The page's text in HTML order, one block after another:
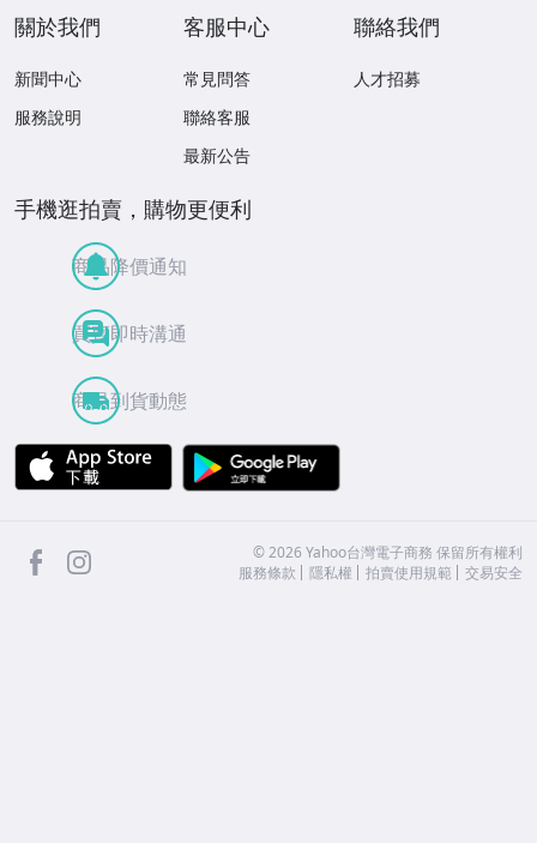
關於我們
新聞中心
服務說明
客服中心
常見問答
聯絡客服
最新公告
聯絡我們
人才招募
手機逛拍賣，購物更便利
商品降價通知
買賣即時溝通
商品到貨動態
APP Store
facebook ©2026 Yahoo台灣電子商務 保留所有權利
服務條款
隱私權 拍賣使用規範 交易安全